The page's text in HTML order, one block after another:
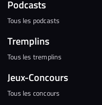
Podcasts
Tous les podcasts
Tremplins
Tous les tremplins
Jeux-Concours
Tous les concours